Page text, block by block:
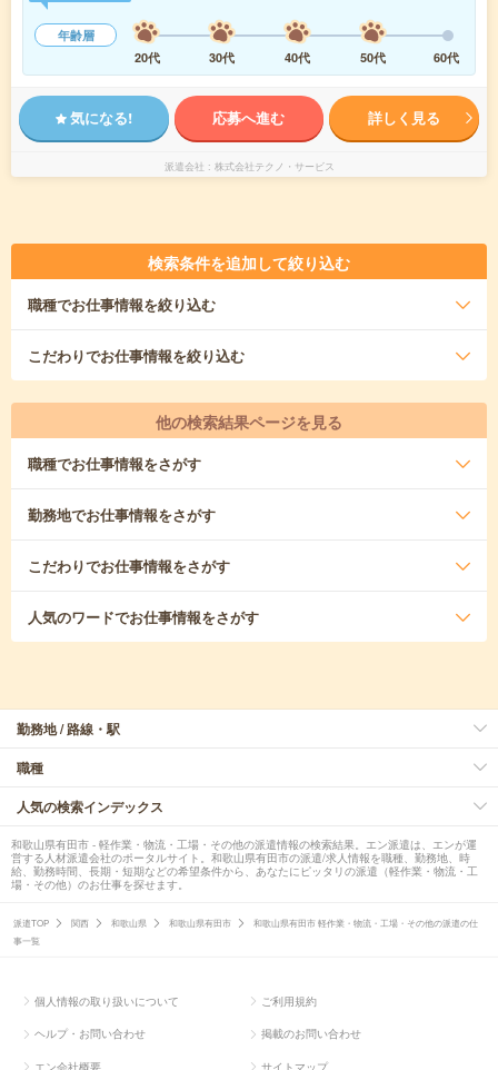
年齢層
20代
30代 40代 50代 60代
気になる! 応募へ進む 詳しく見る
派遣会社 株式会社テクノ・サービス
検索条件を追加して絞り込む
職種でお仕事情報を絞り込む
こだわりでお仕事情報を絞り込む
他の検索結果ページを見る
職種でお仕事情報をさがす
勤務地でお仕事情報をさがす
こだわりでお仕事情報をさがす
人気のワードでお仕事情報をさがす
勤務地 / 路線・駅
職種
人気の検索インデックス
和歌山県有田市 - 軽作業・物流・工場・その他の派遣情報の検索結果。エン派遣は、エンが運
営する人材派遣会社のポータルサイト。和歌山県有田市の派遣/求人情報を職種、勤務地、時
給、勤務時間、長期・短期などの希望条件から、あなたにピッタリの派遣（軽作業・物流・工
場・その他）のお仕事を探せます。
派遣TOP 関西 和歌山県 和歌山県有田市
和歌山県有田市 軽作業・物流・工場・その他の派遣の仕
事一覧
個人情報の取り扱いについて ご利用規約
ヘルプ・お問い合わせ 掲載のお問い合わせ
エン会社概要 サイトマップ